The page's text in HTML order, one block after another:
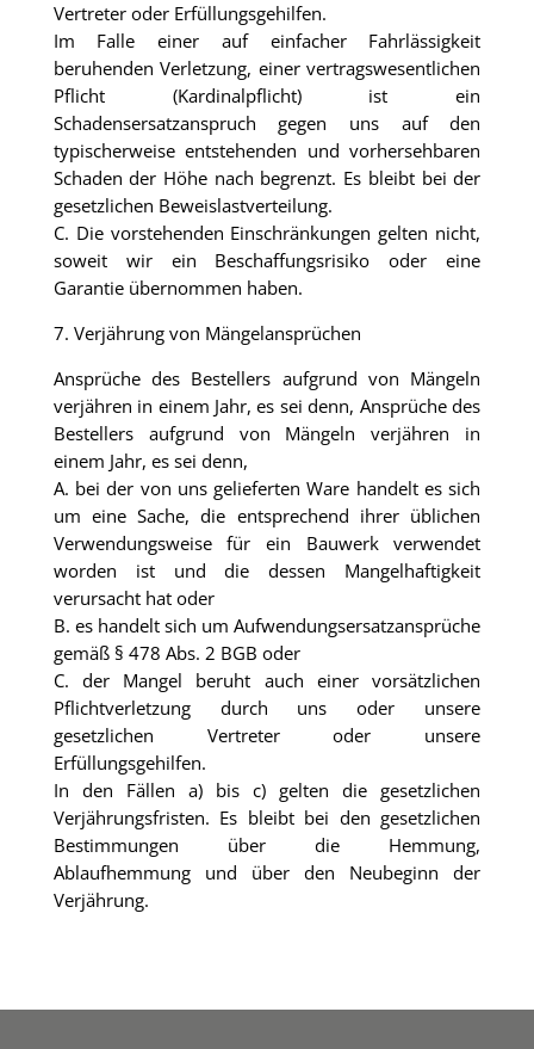
Vertreter oder Erfüllungsgehilfen.
Im Falle einer auf einfacher Fahrlässigkeit
beruhenden Verletzung, einer vertragswesentlichen
Pflicht (Kardinalpflicht) ist ein
Schadensersatzanspruch gegen uns auf den
typischerweise entstehenden und vorhersehbaren
Schaden der Höhe nach begrenzt. Es bleibt bei der
gesetzlichen Beweislastverteilung.
C. Die vorstehenden Einschränkungen gelten nicht,
soweit wir ein Beschaffungsrisiko oder eine
Garantie übernommen haben.
7. Verjährung von Mängelansprüchen
Ansprüche des Bestellers aufgrund von Mängeln
verjähren in einem Jahr, es sei denn, Ansprüche des
Bestellers aufgrund von Mängeln verjähren in
einem Jahr, es sei denn,
A. bei der von uns gelieferten Ware handelt es sich
um eine Sache, die entsprechend ihrer üblichen
Verwendungsweise für ein Bauwerk verwendet
worden ist und die dessen Mangelhaftigkeit
verursacht hat oder
B. es handelt sich um Aufwendungsersatzansprüche
gemäß § 478 Abs. 2 BGB oder
C. der Mangel beruht auch einer vorsätzlichen
Pflichtverletzung durch uns oder unsere
gesetzlichen Vertreter oder unsere
Erfüllungsgehilfen.
In den Fällen a) bis c) gelten die gesetzlichen
Verjährungsfristen. Es bleibt bei den gesetzlichen
Bestimmungen über die Hemmung,
Ablaufhemmung und über den Neubeginn der
Verjährung.